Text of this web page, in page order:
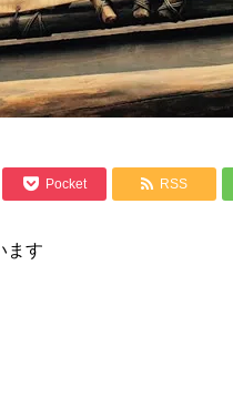
 Pocket  RSS
ます